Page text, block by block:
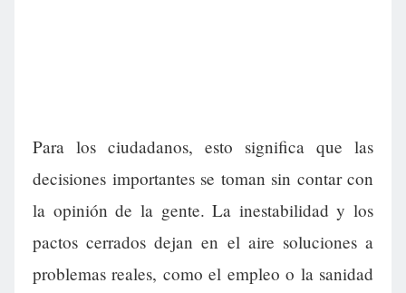
Para los ciudadanos, esto significa que las
decisiones importantes se toman sin contar con
la opinión de la gente. La inestabilidad y los
pactos cerrados dejan en el aire soluciones a
problemas reales, como el empleo o la sanidad